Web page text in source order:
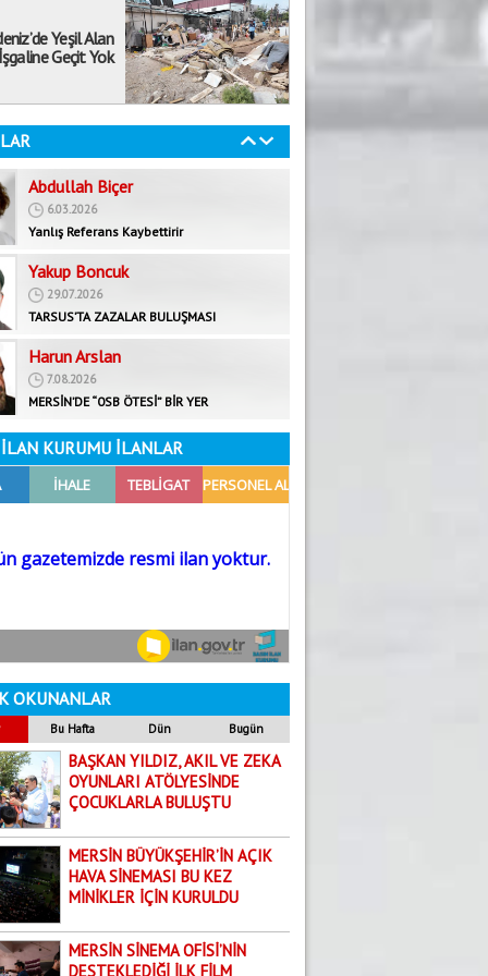
Yeşil Alan
İşgaline Geçit Yok
Mehmet Selvi
19.08.2020
ÖKÜZ ÖLDÜ ORTAKLIK BOZULDU!
Abdullah Biçer
6.03.2026
Yanlış Referans Kaybettirir
Yakup Boncuk
29.07.2026
TARSUS’TA ZAZALAR BULUŞMASI
Harun Arslan
7.08.2026
MERSİN’DE “0SB ÖTESİ” BİR YER
Fatma Yardımcı
29.08.2025
Bir milletin kaderini çizen iki zafer!
Faruk Rifaioğlu
22.09.2025
BALTANIN… HANÇERİ KIRDIĞI O GÜN
18.06.2026
Yaz Ayları Artık Bir Mevsim Değil; Uyarı
5.08.2026
Mehmet Selvi
19.08.2020
ÖKÜZ ÖLDÜ ORTAKLIK BOZULDU!
Abdullah Biçer
6.03.2026
Yanlış Referans Kaybettirir
Yakup Boncuk
29.07.2026
TARSUS’TA ZAZALAR BULUŞMASI
Harun Arslan
KURUMU İLANLAR
OKUNANLAR
Bu Hafta Dün Bugün
BAŞKAN YILDIZ, AKIL VE ZEKA
OYUNLARI ATÖLYESİNDE
ÇOCUKLARLA BULUŞTU
MERSİN BÜYÜKŞEHİR’İN AÇIK
HAVA SİNEMASI BU KEZ
MİNİKLER İÇİN KURULDU
MERSİN SİNEMA OFİSİ’NİN
DESTEKLEDİĞİ İLK FİLM